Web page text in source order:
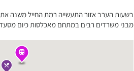
בשעות הערב אזור התעשייה רמת החייל משנה
מבני משרדים רבים במתחם מאכלסות כיום